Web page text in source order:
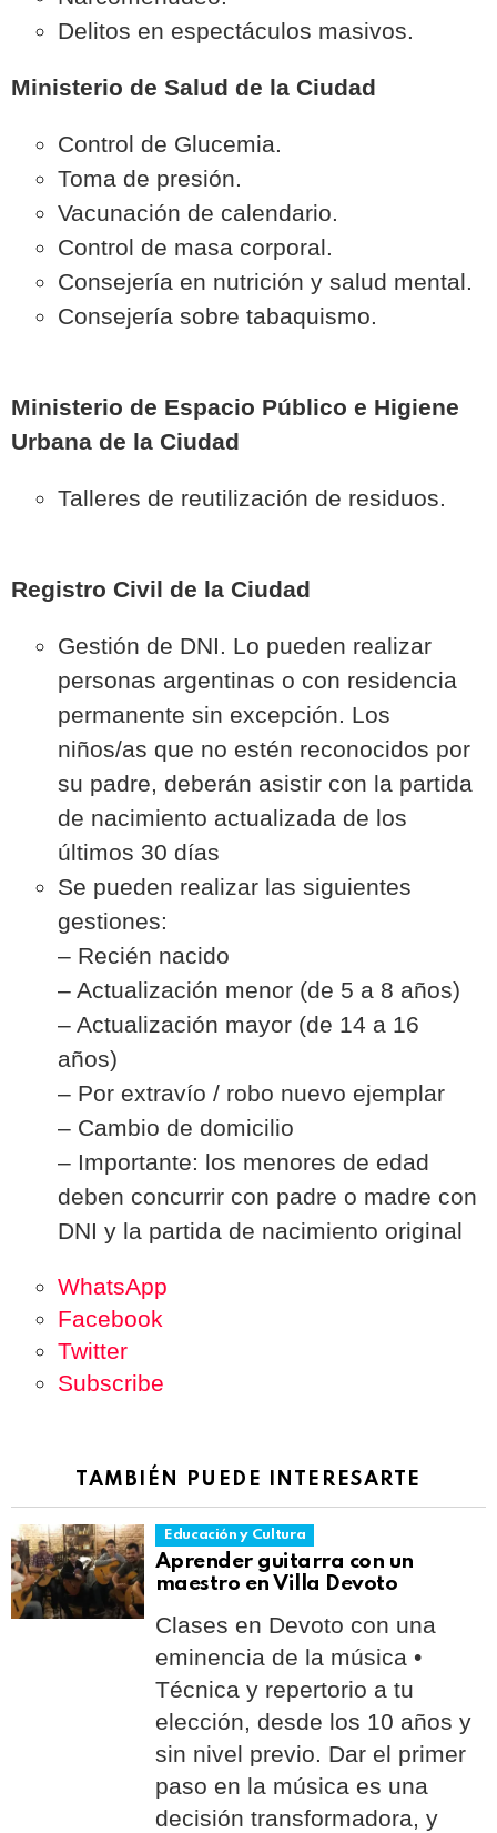
Delitos en espectáculos masivos.
Ministerio de Salud de la Ciudad
Control de Glucemia.
Toma de presión.
Vacunación de calendario.
Control de masa corporal.
Consejería en nutrición y salud mental.
Consejería sobre tabaquismo.
Ministerio de Espacio Público e Higiene
Urbana de la Ciudad
Talleres de reutilización de residuos.
Registro Civil de la Ciudad
Gestión de DNI. Lo pueden realizar
personas argentinas o con residencia
permanente sin excepción. Los
niños/as que no estén reconocidos por
su padre, deberán asistir con la partida
de nacimiento actualizada de los
últimos 30 días
Se pueden realizar las siguientes
gestiones:
– Recién nacido
– Actualización menor (de 5 a 8 años)
– Actualización mayor (de 14 a 16
años)
– Por extravío / robo nuevo ejemplar
– Cambio de domicilio
– Importante: los menores de edad
deben concurrir con padre o madre con
DNI y la partida de nacimiento original
WhatsApp
Facebook
Twitter
Subscribe
TAMBIÉN PUEDE INTERESARTE
Educación y Cultura
Aprender guitarra con un
maestro en Villa Devoto
Clases en Devoto con una
eminencia de la música •
Técnica y repertorio a tu
elección, desde los 10 años y
sin nivel previo. Dar el primer
paso en la música es una
decisión transformadora, y